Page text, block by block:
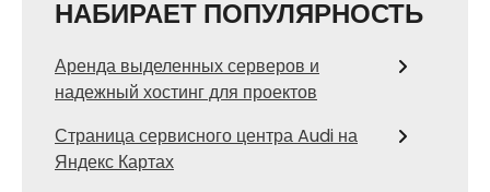
НАБИРАЕТ ПОПУЛЯРНОСТЬ
Аренда выделенных серверов и
надежный хостинг для проектов
Страница сервисного центра Audi на
Яндекс Картах